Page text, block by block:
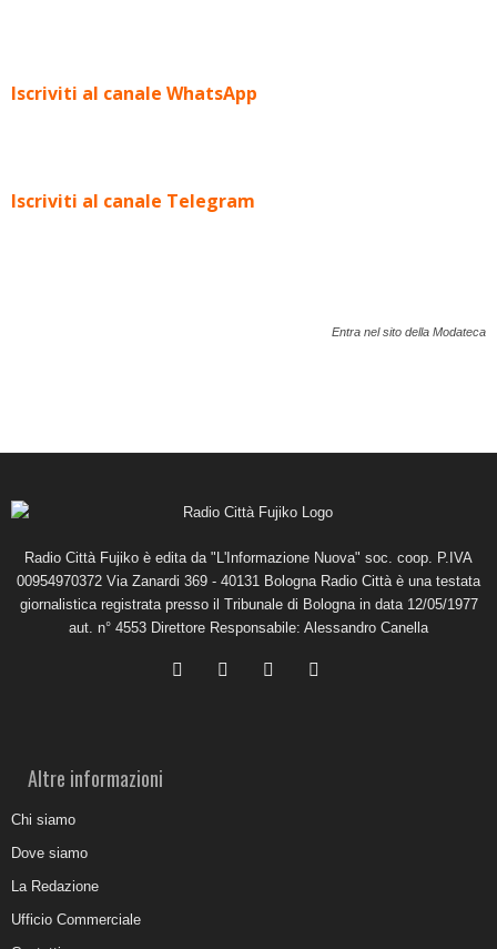
Iscriviti al canale WhatsApp
Iscriviti al canale Telegram
Entra nel sito della Modateca
Radio Città Fujiko è edita da "L'Informazione Nuova" soc. coop. P.IVA
00954970372 Via Zanardi 369 - 40131 Bologna Radio Città è una testata
giornalistica registrata presso il Tribunale di Bologna in data 12/05/1977
aut. n° 4553 Direttore Responsabile: Alessandro Canella
Altre informazioni
Chi siamo
Dove siamo
La Redazione
Ufficio Commerciale